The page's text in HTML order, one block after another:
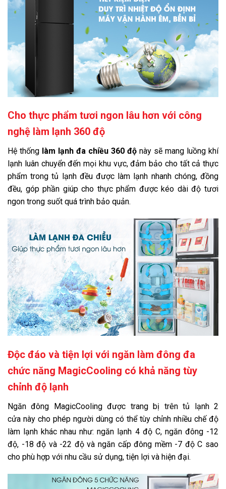
Cho thực phẩm tươi ngon lâu hơn với công
nghệ làm lạnh 360 độ
Hệ thống làm lạnh đa chiều 360 độ này sẽ mang luồng khí
lạnh luân chuyển đến mọi khu vực, đảm bảo cho tất cả thực
phẩm trong tủ lạnh đều được làm lạnh nhanh chóng, đồng
đều, góp phần giúp cho thực phẩm được kéo dài độ tươi
ngon trong suốt quá trình bảo quản.
Độc đáo và tiện lợi với ngăn làm đông đa
chức năng MagicCooling có khả năng tùy
chỉnh độ lạnh
Ngăn đông MagicCooling được trang bị trên tủ lạnh 2
cửa này cho phép người dùng có thể tùy chỉnh nhiều chế độ
làm lạnh khác nhau như: ngăn lạnh 4 độ C, ngăn đông -12
độ, -18 độ và -22 độ và ngăn cấp đông mềm -7 độ C sao
cho phù hợp với nhu cầu sử dụng, tiện lợi và hiện đại.